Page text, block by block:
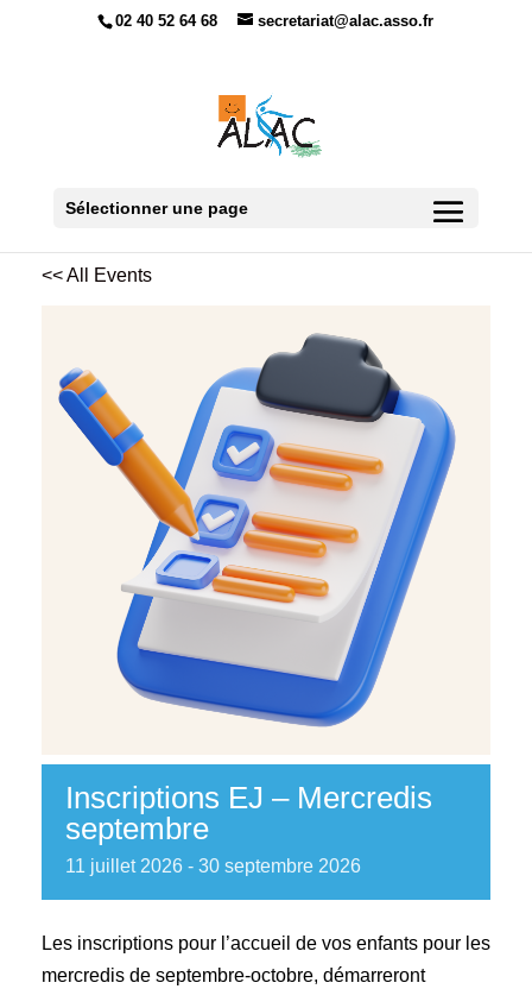
02 40 52 64 68 secretariat@alac.asso.fr
Sélectionner une page
<< All Events
Inscriptions EJ – Mercredis
septembre
11 juillet 2026 - 30 septembre 2026
Les inscriptions pour l’accueil de vos enfants pour les
mercredis de septembre-octobre, démarreront